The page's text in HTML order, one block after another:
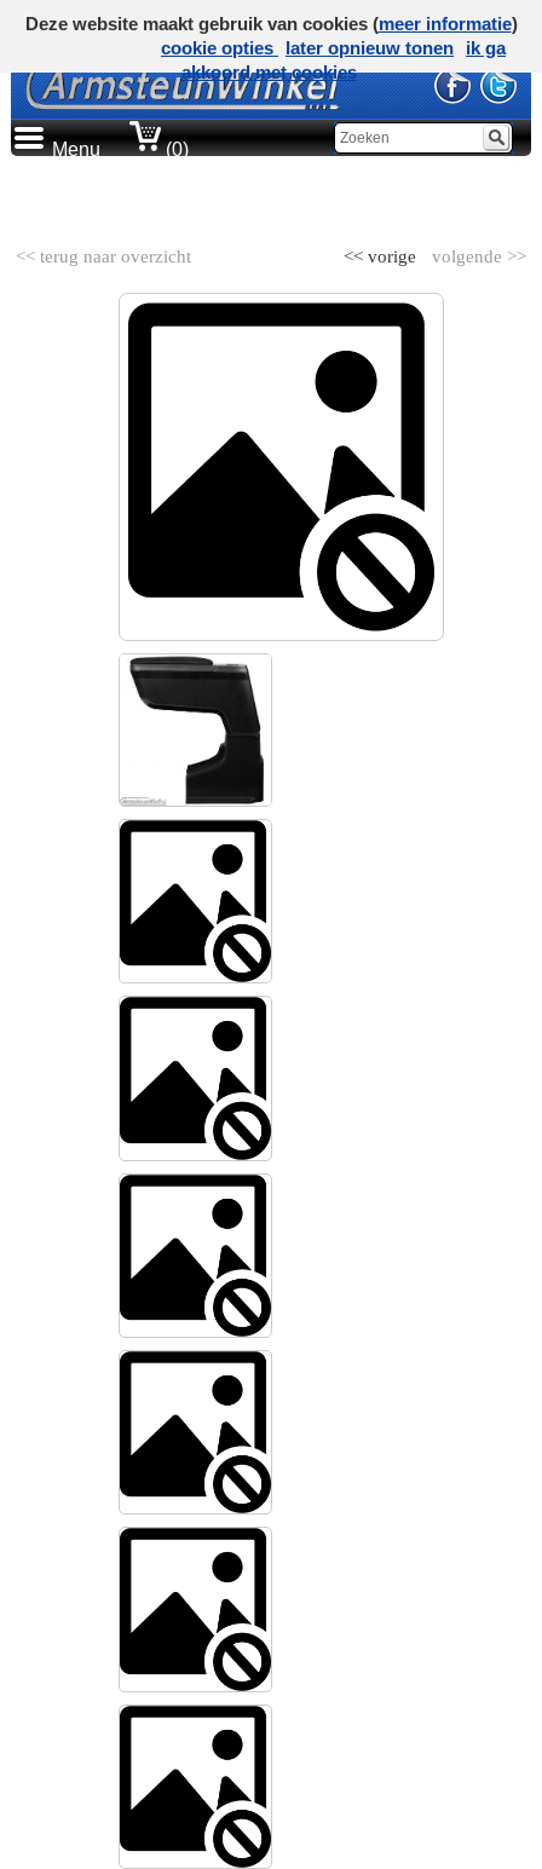
Menu (0)
<< terug naar overzicht volgende >>
<< vorige
Deze website maakt gebruik van cookies (meer informatie)
cookie opties
later opnieuw tonen
ik ga
akkoord met cookies